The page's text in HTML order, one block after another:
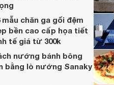
mẫu chăn ga gối đệm
bền cao cấp họa tiết
tế giá từ 300k
nướng bánh bông
bằng lò nướng Sanaky